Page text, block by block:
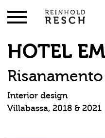
HOTEL
Risanamento
Interior design
Villabassa, 2018 & 2021